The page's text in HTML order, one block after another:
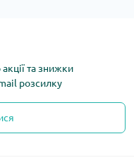
та знижки
розсилку